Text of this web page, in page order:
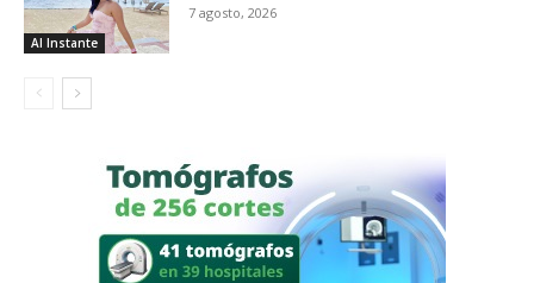
Al Instante
7 agosto, 2026